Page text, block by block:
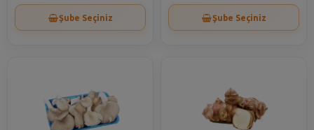
Şube Seçiniz Şube Seçiniz